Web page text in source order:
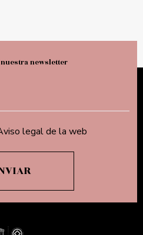
newsletter
legal de la web